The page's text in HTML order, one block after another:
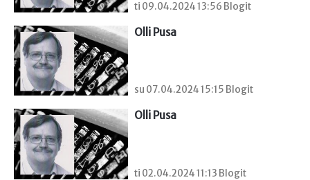
ti 09.04.2024 13:56 Blogit
Olli Pusa
su 07.04.2024 15:15 Blogit
Olli Pusa
ti 02.04.2024 11:13 Blogit